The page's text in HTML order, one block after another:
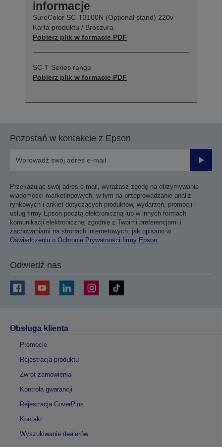
informacje
SureColor SC-T3100N (Optional stand) 220v
Karta produktu / Broszura
Pobierz plik w formacie PDF
SC-T Series range
Pobierz plik w formacie PDF
Pozostań w kontakcie z Epson
Przekazując swój adres e-mail, wyrażasz zgodę na otrzymywanie
wiadomości marketingowych, w tym na przeprowadzanie analiz
rynkowych i ankiet dotyczących produktów, wydarzeń, promocji i
usług firmy Epson pocztą elektroniczną lub w innych formach
komunikacji elektronicznej zgodnie z Twoimi preferencjami i
zachowaniami na stronach internetowych, jak opisano w
Oświadczeniu o Ochronie Prywatności firmy Epson.
Odwiedź nas
Obsługa klienta
Promocje
Rejestracja produktu
Zwrot zamówienia
Kontrola gwarancji
Rejestracja CoverPlus
Kontakt
Wyszukiwanie dealerów